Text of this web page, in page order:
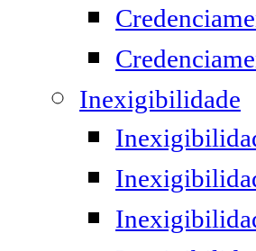
Inexigibilidade